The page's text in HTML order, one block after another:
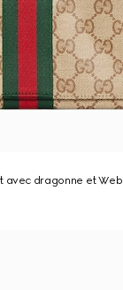
avec dragonne et Web